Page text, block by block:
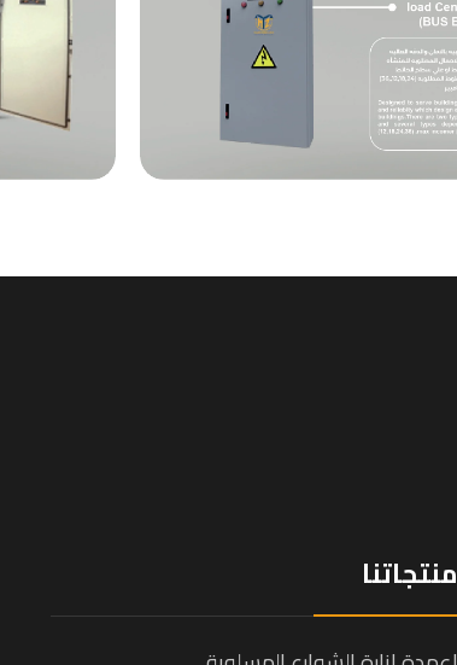
منتجاتنا